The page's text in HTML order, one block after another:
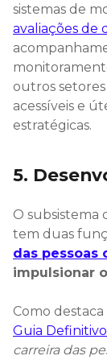
sistemas de
avaliações de
outros
acessíveis e
estratégicas.
5.
O subsistema
tem duas
das pessoas
impulsionar
Como destaca
Guia
carreira das